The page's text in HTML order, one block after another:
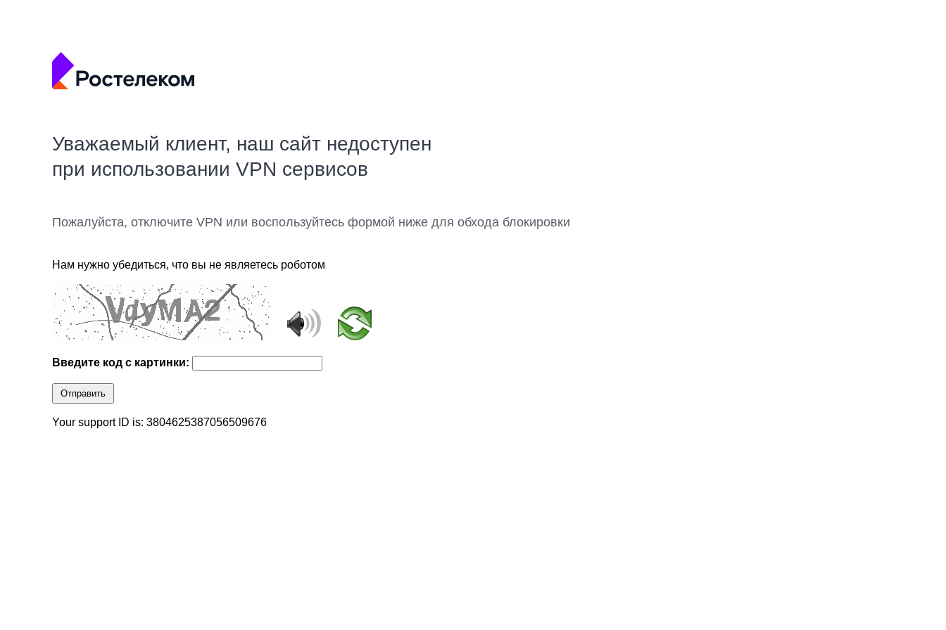
Уважаемый клиент, наш сайт недоступен
при использовании VPN сервисов
Пожалуйста, отключите VPN или воспользуйтесь формой ниже для обхода блокировки
Нам нужно убедиться, что вы не являетесь роботом
Введите код с картинки:
Отправить
Your support ID is: 3804625387056509676